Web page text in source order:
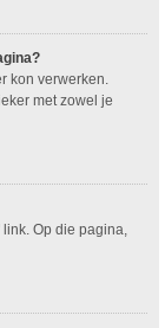
kon verwerken.
met zowel je
Op die pagina,